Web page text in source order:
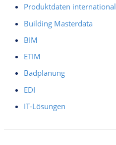
Produktdaten international
Building Masterdata
BIM
ETIM
Badplanung
EDI
IT-Lösungen